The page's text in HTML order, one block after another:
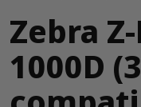
Zebra
1000D